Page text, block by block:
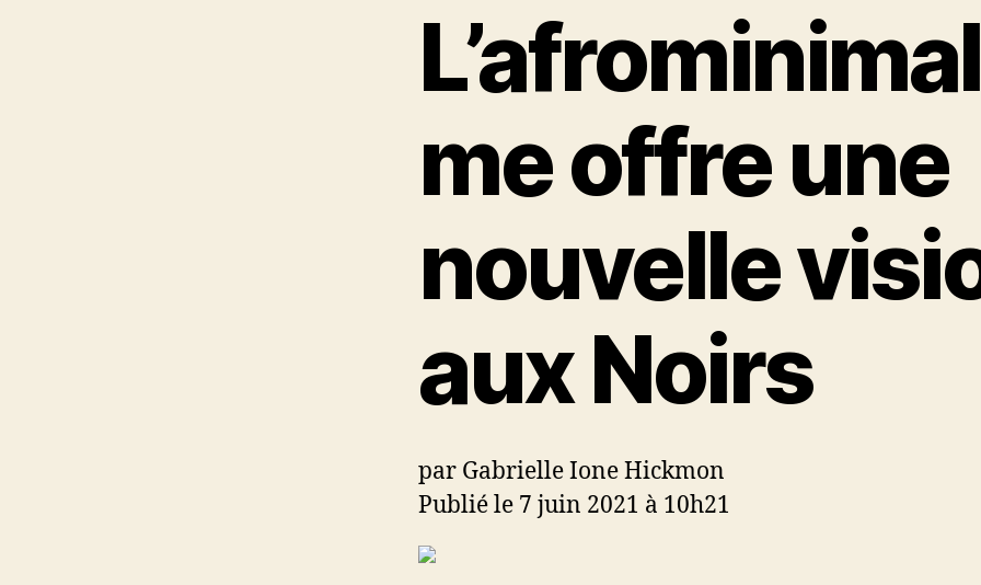
me offre une
nouvelle
aux Noirs
par Gabrielle Ione Hickmon
Publié le 7 juin 2021 à 10h21